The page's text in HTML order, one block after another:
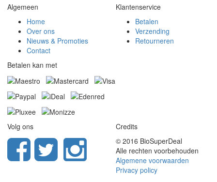
Algemeen
Home
Over ons
Nieuws & Promoties
Contact
Klantenservice
Betalen
Verzending
Retourneren
Betalen kan met
Volg ons
Credits
© 2016 BioSuperDeal
Alle rechten voorbehouden
Algemene voorwaarden
Privacy policy